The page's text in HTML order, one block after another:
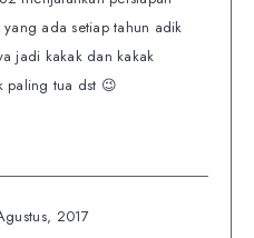
ada setiap tahun adik
jadi kakak dan kakak
paling tua dst 😉
2017